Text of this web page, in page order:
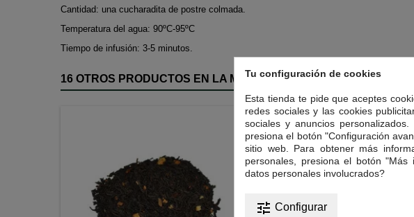
Cantidad: una cucharadita de postre colmada.
Temperatura del agua: 90ºC-95ºC
Tiempo de infusión: 3-5 minutos.
16 OTROS PRODUCTOS EN LA MISMA CATEGORÍA:
Tu configuración de cookies
Esta tienda te pide que aceptes
redes sociales y las cookies
sociales y anuncios
presiona el botón "Configuración
sitio web. Para obtener más
personales, presiona el botón
datos personales involucrados?
tune Configurar